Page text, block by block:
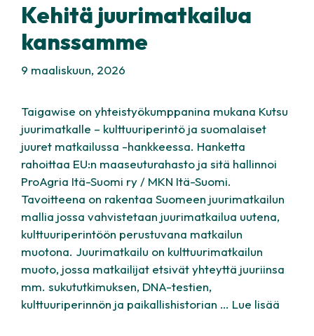
Kehitä juurimatkailua
kanssamme
9 maaliskuun, 2026
Taigawise on yhteistyökumppanina mukana Kutsu
juurimatkalle – kulttuuriperintö ja suomalaiset
juuret matkailussa -hankkeessa. Hanketta
rahoittaa EU:n maaseuturahasto ja sitä hallinnoi
ProAgria Itä-Suomi ry / MKN Itä-Suomi.
Tavoitteena on rakentaa Suomeen juurimatkailun
mallia jossa vahvistetaan juurimatkailua uutena,
kulttuuriperintöön perustuvana matkailun
muotona. Juurimatkailu on kulttuurimatkailun
muoto, jossa matkailijat etsivät yhteyttä juuriinsa
mm. sukututkimuksen, DNA-testien,
kulttuuriperinnön ja paikallishistorian … Lue lisää